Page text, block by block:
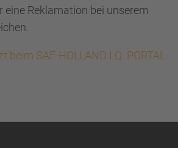
eine Reklamation bei unserem
beim SAF-HOLLAND I.Q. PORTAL